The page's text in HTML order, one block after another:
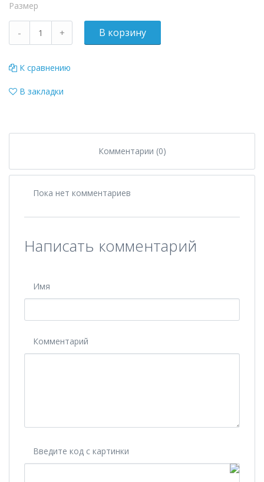
Размер
К сравнению
В закладки
Комментарии (0)
Пока нет комментариев
Написать комментарий
Имя
Комментарий
Введите код с картинки